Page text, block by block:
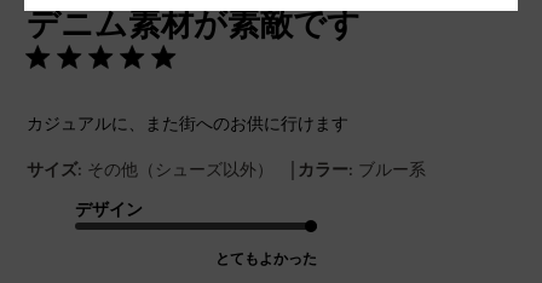
デニム素材が素敵です
カジュアルに、また街へのお供に行けます
サイズ: その他（シューズ以外） | カラー: ブルー系
デザイン
とてもよかった
日